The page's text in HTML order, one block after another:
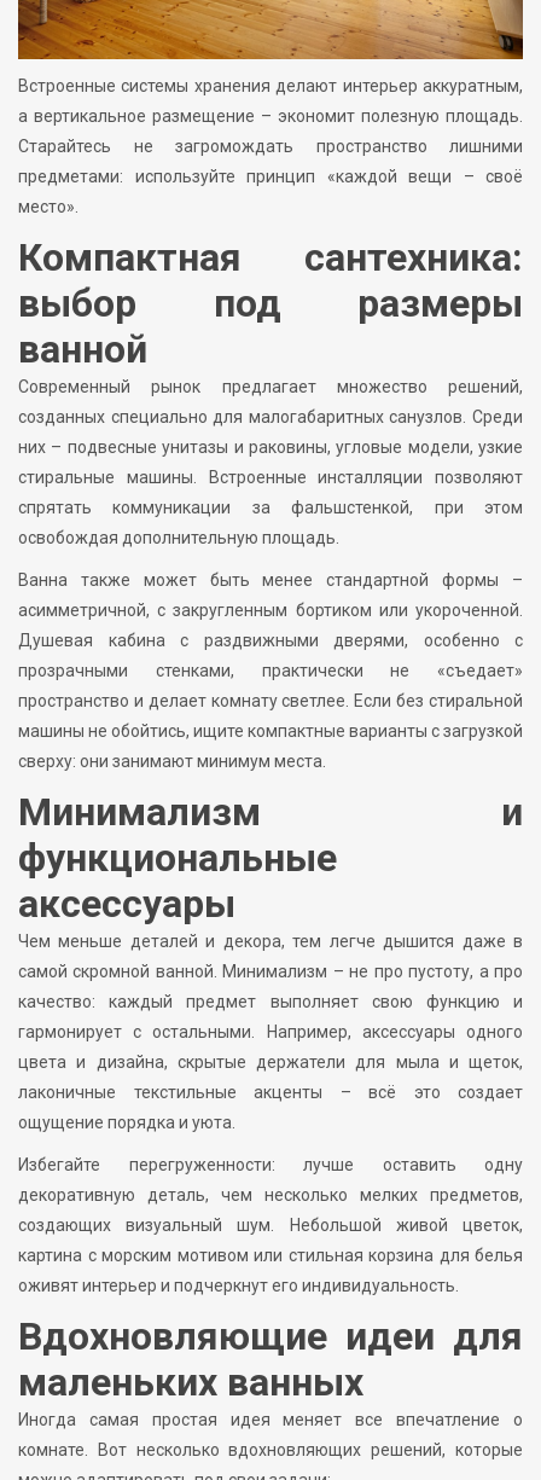
Встроенные системы хранения делают интерьер аккуратным,
а вертикальное размещение – экономит полезную площадь.
Старайтесь не загромождать пространство лишними
предметами: используйте принцип «каждой вещи – своё
место».
Компактная сантехника:
выбор под размеры
ванной
Современный рынок предлагает множество решений,
созданных специально для малогабаритных санузлов. Среди
них – подвесные унитазы и раковины, угловые модели, узкие
стиральные машины. Встроенные инсталляции позволяют
спрятать коммуникации за фальшстенкой, при этом
освобождая дополнительную площадь.
Ванна также может быть менее стандартной формы –
асимметричной, с закругленным бортиком или укороченной.
Душевая кабина с раздвижными дверями, особенно с
прозрачными стенками, практически не «съедает»
пространство и делает комнату светлее. Если без стиральной
машины не обойтись, ищите компактные варианты с загрузкой
сверху: они занимают минимум места.
Минимализм и
функциональные
аксессуары
Чем меньше деталей и декора, тем легче дышится даже в
самой скромной ванной. Минимализм – не про пустоту, а про
качество: каждый предмет выполняет свою функцию и
гармонирует с остальными. Например, аксессуары одного
цвета и дизайна, скрытые держатели для мыла и щеток,
лаконичные текстильные акценты – всё это создает
ощущение порядка и уюта.
Избегайте перегруженности: лучше оставить одну
декоративную деталь, чем несколько мелких предметов,
создающих визуальный шум. Небольшой живой цветок,
картина с морским мотивом или стильная корзина для белья
оживят интерьер и подчеркнут его индивидуальность.
Вдохновляющие идеи для
маленьких ванных
Иногда самая простая идея меняет все впечатление о
комнате. Вот несколько вдохновляющих решений, которые